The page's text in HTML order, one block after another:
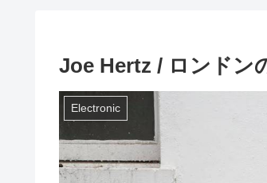
Joe Hertz / ロンドン
Electronic